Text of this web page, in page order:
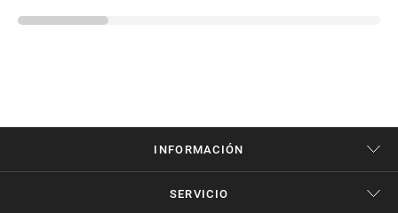
INFORMACIÓN
SERVICIO